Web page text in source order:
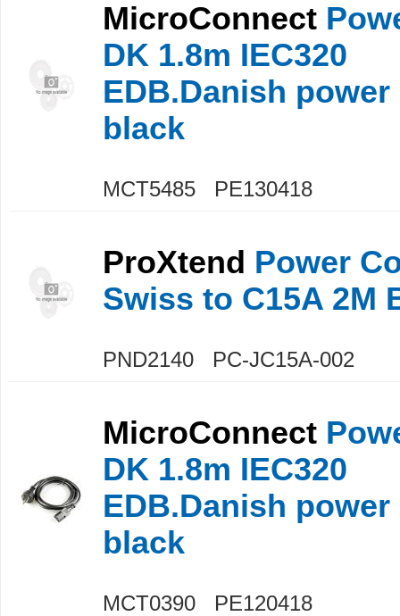
MicroConnect
DK 1.8m IEC320
EDB.Danish
black
MCT5485 PE130418
ProXtend Power
Swiss to C15A 2M
PND2140 PC-JC15A-002
MicroConnect
DK 1.8m IEC320
EDB.Danish
black
MCT0390 PE120418